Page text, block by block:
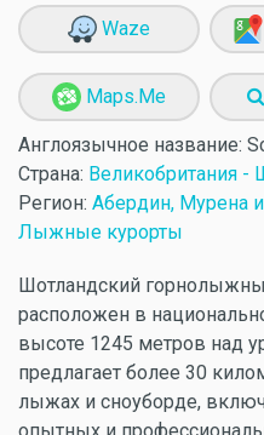
Waze
Maps.Me
Англоязычное название:
Страна: Великобритания -
Регион: Абердин, Мурена
Лыжные курорты
Шотландский
расположен в
высоте 1245 метров над
предлагает более 30
лыжах и сноуборде,